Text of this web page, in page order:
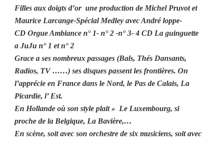
Filles aux doigts d’or une production de Michel Pruvot et
Maurice Larcange-Spécial Medley avec André loppe-
CD Orgue Ambiance n° 1- n° 2 -n° 3- 4 CD La guinguette
a JuJu n° 1 et n° 2
Grace a ses nombreux passages (Bals, Thés Dansants,
Radios, TV ……) ses disques passent les frontières. On
l’apprécie en France dans le Nord, le Pas de Calais, La
Picardie, l’ Est.
En Hollande où son style plait » Le Luxembourg, si
proche de la Belgique, La Bavière,…
En scène, soit avec son orchestre de six musiciens, soit avec